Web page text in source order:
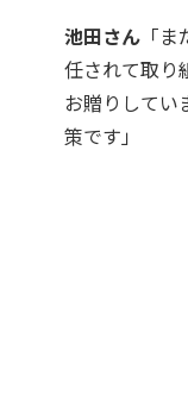
池田さん「ま
任されて取り
お贈りしてい
策です」